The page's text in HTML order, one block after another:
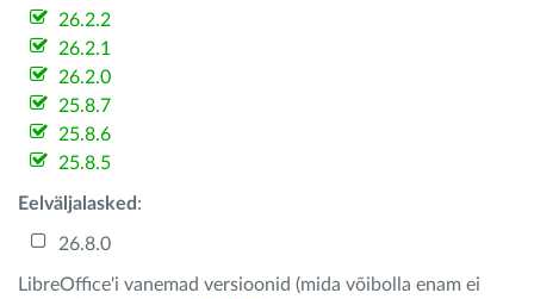
26.2.2
26.2.1
26.2.0
25.8.7
25.8.6
25.8.5
Eelväljalasked :
26.8.0
LibreOffice'i vanemad versioonid (mida võibolla enam ei